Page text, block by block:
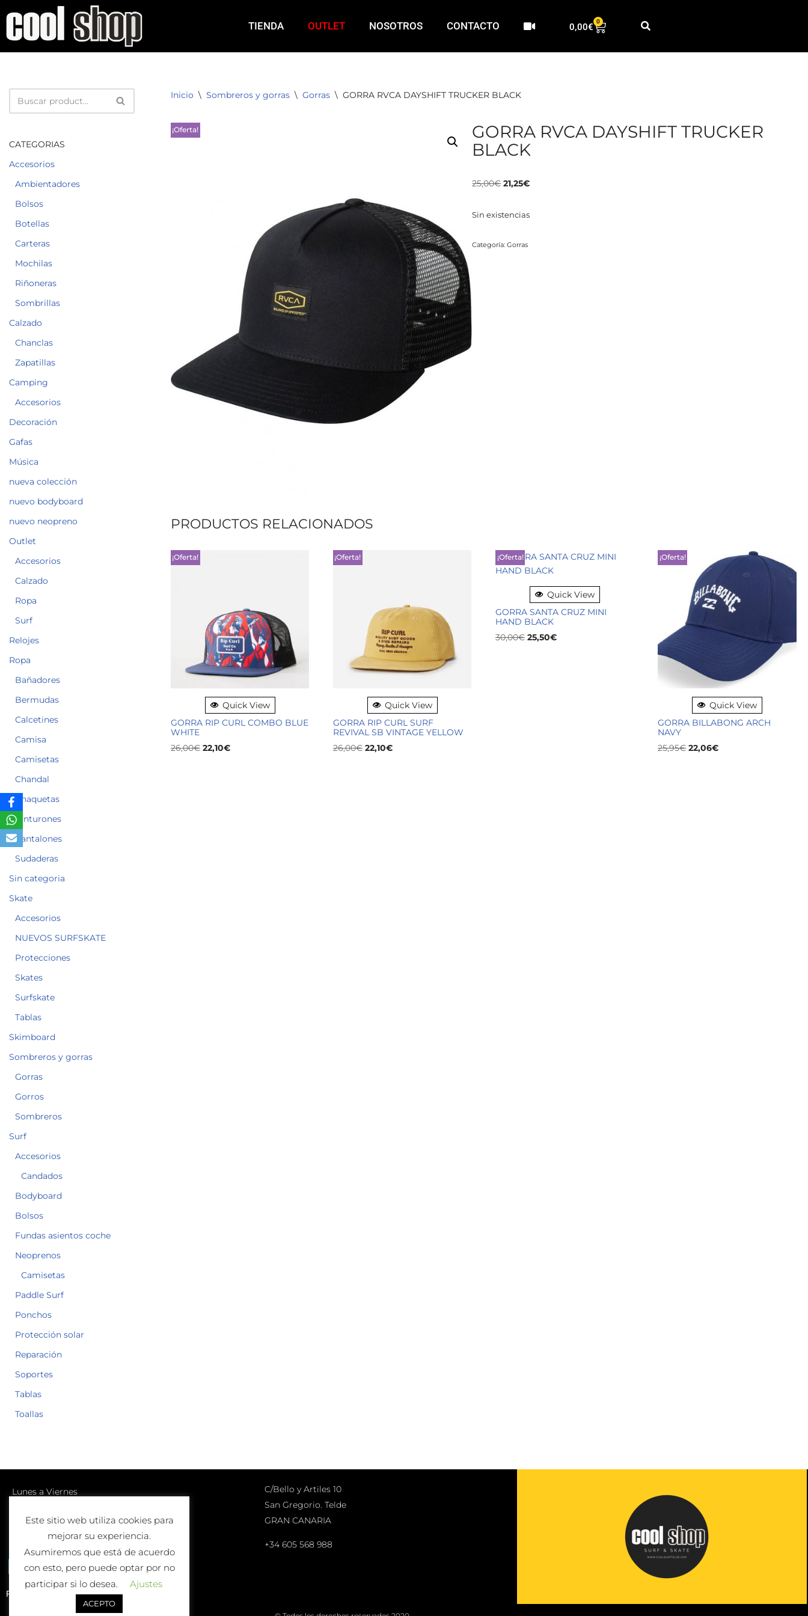
Saltar
TIENDA OUTLET NOSOTROS CONTACTO 0,00€
0
CATEGORIAS
Accesorios
Ambientadores
Bolsos
Botellas
Carteras
Mochilas
Riñoneras
Sombrillas
Calzado
Chanclas
Zapatillas
Camping
Accesorios
Decoración
Gafas
Música
nueva colección
nuevo bodyboard
nuevo neopreno
Outlet
Accesorios
Calzado
Ropa
Surf
Relojes
Ropa
Bañadores
Bermudas
Calcetines
Camisa
Camisetas
Chandal
Chaquetas
Cinturones
Pantalones
Sudaderas
Sin categoria
Skate
Accesorios
NUEVOS SURFSKATE
Protecciones
Skates
Surfskate
Tablas
Skimboard
Sombreros y gorras
Gorras
Gorros
Sombreros
Surf
Accesorios
Candados
Bodyboard
Bolsos
Fundas asientos coche
Neoprenos
Camisetas
Paddle Surf
Ponchos
Protección solar
Reparación
Soportes
Tablas
Toallas
Inicio \ Sombreros y gorras \ Gorras \ GORRA RVCA DAYSHIFT TRUCKER BLACK
¡Oferta!
GORRA RVCA DAYSHIFT TRUCKER
BLACK
25,00€ 21,25€
Sin existencias
Categoría:Gorras
PRODUCTOS RELACIONADOS
¡Oferta!
Quick View
GORRA RIP CURL COMBO BLUE
WHITE
26,00€ 22,10€
¡Oferta!
Quick View
GORRA RIP CURL SURF
REVIVAL SB VINTAGE YELLOW
26,00€ 22,10€
¡Oferta!
Quick View
GORRA SANTA CRUZ MINI
HAND BLACK
30,00€ 25,50€
¡Oferta!
Quick View
GORRA BILLABONG ARCH
NAVY
25,95€ 22,06€
Lunes a Viernes
Sábados
10:00-13:00
C/Bello y Artiles 10
San Gregorio. Telde
GRAN CANARIA
+34 605 568 988
Política de Devolución o Cambio
Este sitio web utiliza cookies para
mejorar su experiencia.
Asumiremos que está de acuerdo
con esto, pero puede optar por no
participar si lo desea.
Ajustes
ACEPTO